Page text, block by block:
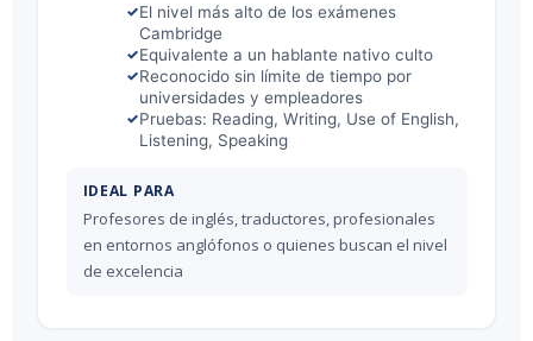
El nivel más alto de los exámenes
Cambridge
Equivalente a un hablante nativo culto
Reconocido sin límite de tiempo por
universidades y empleadores
Pruebas: Reading, Writing, Use of English,
Listening, Speaking
IDEAL PARA
Profesores de inglés, traductores, profesionales
en entornos anglófonos o quienes buscan el nivel
de excelencia